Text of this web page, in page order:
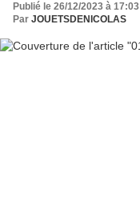
Publié le 26/12/2023 à 17:03
Par JOUETSDENICOLAS